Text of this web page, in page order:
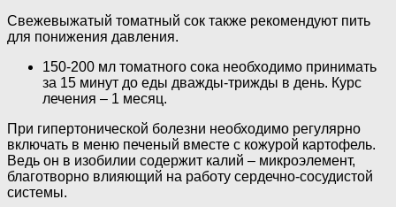
Свежевыжатый томатный сок также рекомендуют пить
для понижения давления.
150-200 мл томатного сока необходимо принимать
за 15 минут до еды дважды-трижды в день. Курс
лечения – 1 месяц.
При гипертонической болезни необходимо регулярно
включать в меню печеный вместе с кожурой картофель.
Ведь он в изобилии содержит калий – микроэлемент,
благотворно влияющий на работу сердечно-сосудистой
системы.